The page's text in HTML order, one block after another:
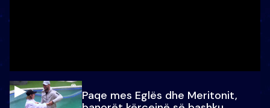
Paqe mes Eglës dhe Meritonit,